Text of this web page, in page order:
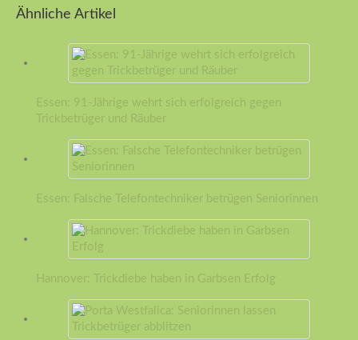
Ähnliche Artikel
Essen: 91-Jährige wehrt sich erfolgreich gegen
Trickbetrüger und Räuber
Essen: Falsche Telefontechniker betrügen Seniorinnen
Hannover: Trickdiebe haben in Garbsen Erfolg